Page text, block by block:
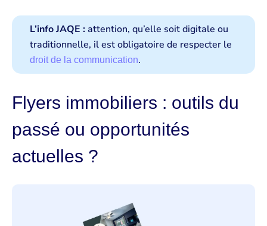
L’info JAQE :attention, qu’elle soit digitale ou
traditionnelle, il est obligatoire de respecter le
droit de la communication.
Flyers immobiliers : outils du
passé ou opportunités
actuelles ?